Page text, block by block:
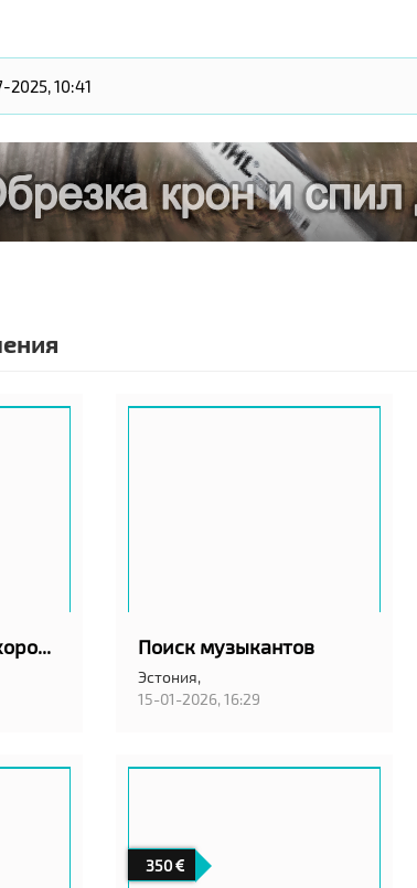
2025, 10:41
Продаю гитару в хорошем состоянии 3/4 Поиск музыкантов
Эстония,
15-01-2026, 16:29
350